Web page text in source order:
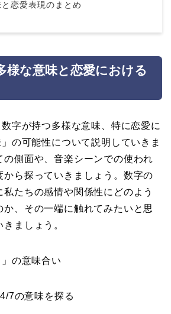
恋愛表現のまとめ
様な意味と恋愛における
字が持つ多様な意味、特に恋愛に
の可能性について説明していきま
の側面や、音楽シーンでの使われ
から探っていきましょう。数字の
たちの感情や関係性にどのよう
か、その一端に触れてみたいと思
ましょう。
の意味合い
7の意味を探る